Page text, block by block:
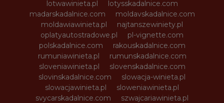
lotwawinieta.pl
lotysskadalnice.com
madarskadalnice.com
moldavskadalnice.com
moldawiawinieta.pl
najtanszewiniety.pl
oplatyautostradowe.pl
pl-vignette.com
polskadalnice.com
rakouskadalnice.com
rumuniawinieta.pl
rumunskadalnice.com
sloveniawinieta.pl
slovenskadalnice.com
slovinskadalnice.com
slowacja-winieta.pl
slowacjawinieta.pl
sloweniawinieta.pl
svycarskadalnice.com
szwajcariawinieta.pl